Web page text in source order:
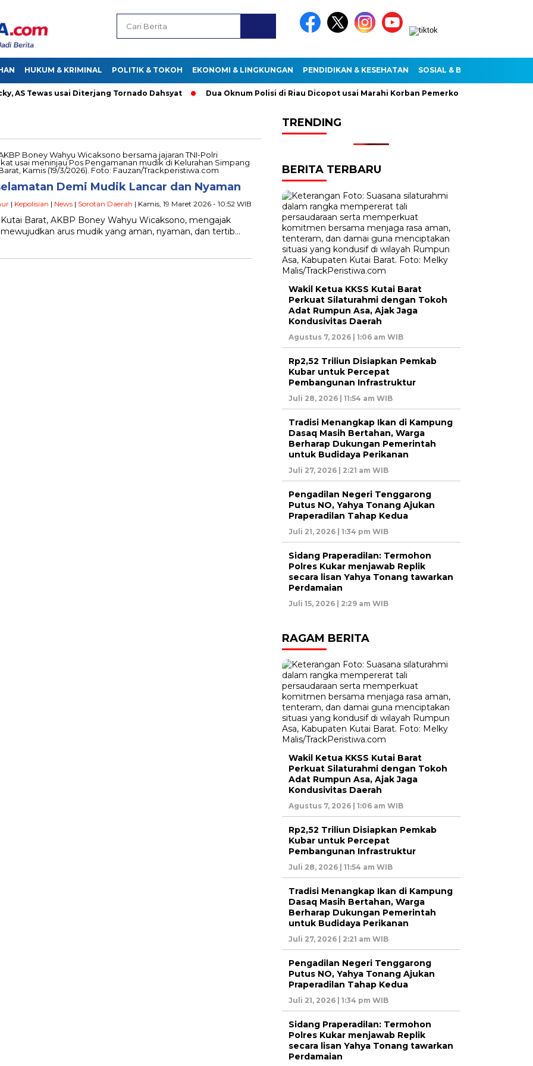
HUKUM & KRIMINAL POLITIK & TOKOH EKONOMI & LINGKUNGAN PENDIDIKAN & KESEHATAN SOSIAL & BUDAYA
Tewas usai Diterjang Tornado Dahsyat Dua Oknum Polisi di Riau Dicopot usai Marahi Korban Pemerkosaan
Demi Mudik Lancar dan Nyaman
| Kepolisian | News | Sorotan Daerah | Kamis, 19 Maret 2026 - 10:52 WIB
Barat, AKBP Boney Wahyu Wicaksono, mengajak
arus mudik yang aman, nyaman, dan tertib…
TRENDING
BERITA TERBARU
Wakil Ketua KKSS Kutai Barat
Perkuat Silaturahmi dengan Tokoh
Adat Rumpun Asa, Ajak Jaga
Kondusivitas Daerah
Agustus 7, 2026 | 1:06 am WIB
Rp2,52 Triliun Disiapkan Pemkab
Kubar untuk Percepat
Pembangunan Infrastruktur
Juli 28, 2026 | 11:54 am WIB
Tradisi Menangkap Ikan di Kampung
Dasaq Masih Bertahan, Warga
Berharap Dukungan Pemerintah
untuk Budidaya Perikanan
Juli 27, 2026 | 2:21 am WIB
Pengadilan Negeri Tenggarong
Putus NO, Yahya Tonang Ajukan
Praperadilan Tahap Kedua
Juli 21, 2026 | 1:34 pm WIB
Sidang Praperadilan: Termohon
Polres Kukar menjawab Replik
secara lisan Yahya Tonang tawarkan
Perdamaian
Juli 15, 2026 | 2:29 am WIB
RAGAM BERITA
Wakil Ketua KKSS Kutai Barat
Perkuat Silaturahmi dengan Tokoh
Adat Rumpun Asa, Ajak Jaga
Kondusivitas Daerah
Agustus 7, 2026 | 1:06 am WIB
Rp2,52 Triliun Disiapkan Pemkab
Kubar untuk Percepat
Pembangunan Infrastruktur
Juli 28, 2026 | 11:54 am WIB
Tradisi Menangkap Ikan di Kampung
Dasaq Masih Bertahan, Warga
Berharap Dukungan Pemerintah
untuk Budidaya Perikanan
Juli 27, 2026 | 2:21 am WIB
Pengadilan Negeri Tenggarong
Putus NO, Yahya Tonang Ajukan
Praperadilan Tahap Kedua
Juli 21, 2026 | 1:34 pm WIB
Sidang Praperadilan: Termohon
Polres Kukar menjawab Replik
secara lisan Yahya Tonang tawarkan
Perdamaian